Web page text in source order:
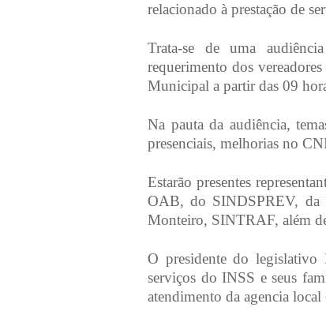
relacionado à prestação de
Trata-se de uma
requerimento dos
Municipal a partir das 09
Na pauta da audiência,
presenciais, melhorias no
Estarão presentes
OAB, do SINDSPREV, da
Monteiro, SINTRAF, além
O presidente do legislativo
serviços do INSS e seus
atendimento da agencia local